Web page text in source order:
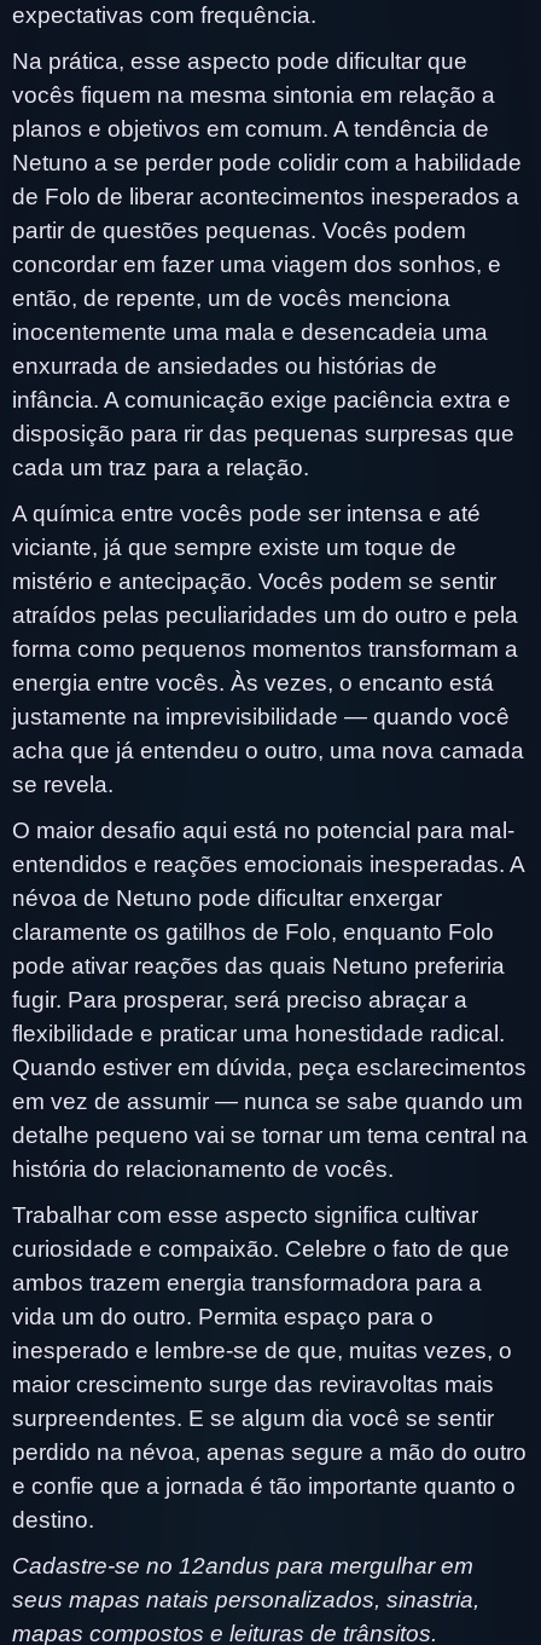
expectativas com frequência.
Na prática, esse aspecto pode dificultar que
vocês fiquem na mesma sintonia em relação a
planos e objetivos em comum. A tendência de
Netuno a se perder pode colidir com a habilidade
de Folo de liberar acontecimentos inesperados a
partir de questões pequenas. Vocês podem
concordar em fazer uma viagem dos sonhos, e
então, de repente, um de vocês menciona
inocentemente uma mala e desencadeia uma
enxurrada de ansiedades ou histórias de
infância. A comunicação exige paciência extra e
disposição para rir das pequenas surpresas que
cada um traz para a relação.
A química entre vocês pode ser intensa e até
viciante, já que sempre existe um toque de
mistério e antecipação. Vocês podem se sentir
atraídos pelas peculiaridades um do outro e pela
forma como pequenos momentos transformam a
energia entre vocês. Às vezes, o encanto está
justamente na imprevisibilidade — quando você
acha que já entendeu o outro, uma nova camada
se revela.
O maior desafio aqui está no potencial para mal-
entendidos e reações emocionais inesperadas. A
névoa de Netuno pode dificultar enxergar
claramente os gatilhos de Folo, enquanto Folo
pode ativar reações das quais Netuno preferiria
fugir. Para prosperar, será preciso abraçar a
flexibilidade e praticar uma honestidade radical.
Quando estiver em dúvida, peça esclarecimentos
em vez de assumir — nunca se sabe quando um
detalhe pequeno vai se tornar um tema central na
história do relacionamento de vocês.
Trabalhar com esse aspecto significa cultivar
curiosidade e compaixão. Celebre o fato de que
ambos trazem energia transformadora para a
vida um do outro. Permita espaço para o
inesperado e lembre-se de que, muitas vezes, o
maior crescimento surge das reviravoltas mais
surpreendentes. E se algum dia você se sentir
perdido na névoa, apenas segure a mão do outro
e confie que a jornada é tão importante quanto o
destino.
Cadastre-se no 12andus para mergulhar em
seus mapas natais personalizados, sinastria,
mapas compostos e leituras de trânsitos.